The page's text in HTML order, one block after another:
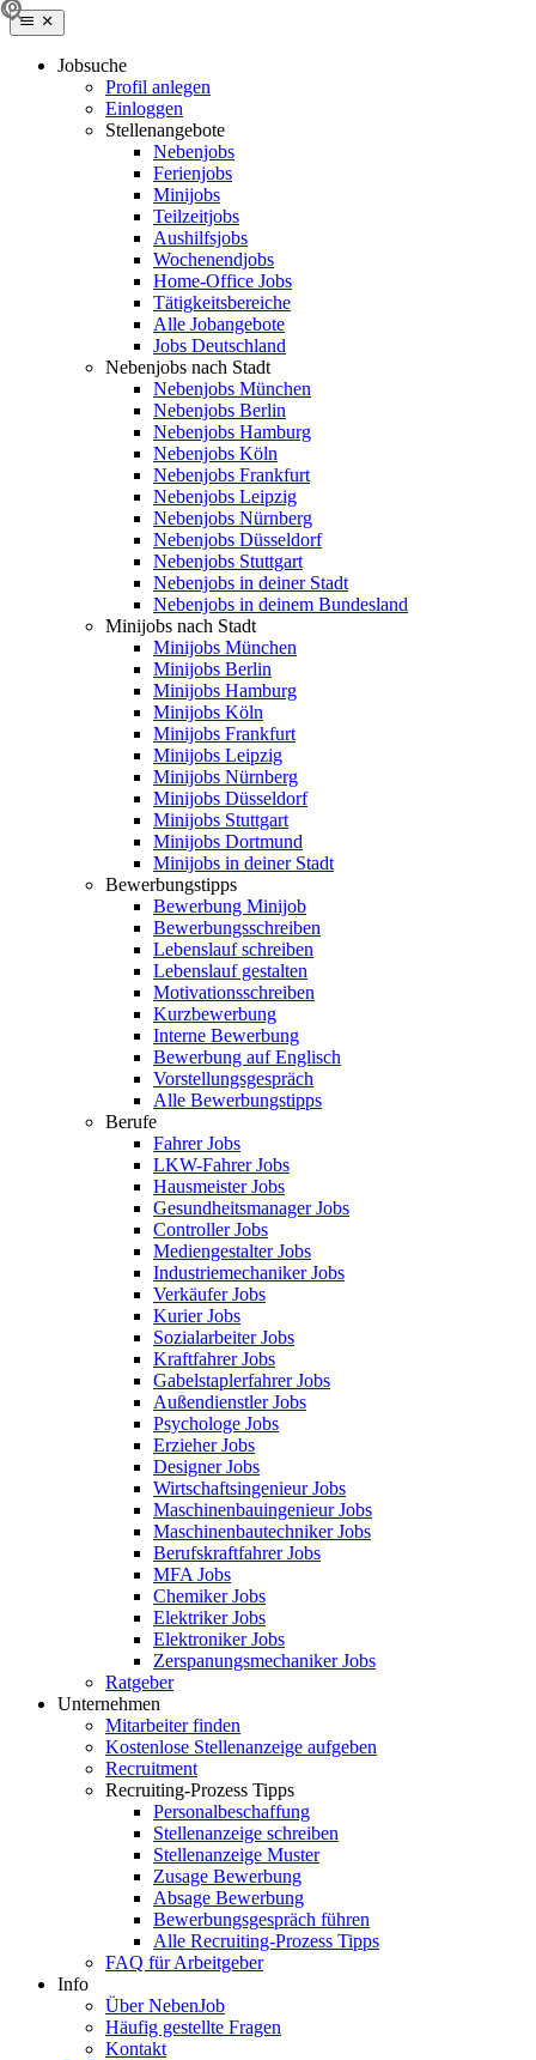
Jobsuche
Profil anlegen
Einloggen
Stellenangebote
Nebenjobs
Ferienjobs
Minijobs
Teilzeitjobs
Aushilfsjobs
Wochenendjobs
Home-Office Jobs
Tätigkeitsbereiche
Alle Jobangebote
Jobs Deutschland
Nebenjobs nach Stadt
Nebenjobs München
Nebenjobs Berlin
Nebenjobs Hamburg
Nebenjobs Köln
Nebenjobs Frankfurt
Nebenjobs Leipzig
Nebenjobs Nürnberg
Nebenjobs Düsseldorf
Nebenjobs Stuttgart
Nebenjobs in deiner Stadt
Nebenjobs in deinem Bundesland
Minijobs nach Stadt
Minijobs München
Minijobs Berlin
Minijobs Hamburg
Minijobs Köln
Minijobs Frankfurt
Minijobs Leipzig
Minijobs Nürnberg
Minijobs Düsseldorf
Minijobs Stuttgart
Minijobs Dortmund
Minijobs in deiner Stadt
Bewerbungstipps
Bewerbung Minijob
Bewerbungsschreiben
Lebenslauf schreiben
Lebenslauf gestalten
Motivationsschreiben
Kurzbewerbung
Interne Bewerbung
Bewerbung auf Englisch
Vorstellungsgespräch
Alle Bewerbungstipps
Berufe
Fahrer Jobs
LKW-Fahrer Jobs
Hausmeister Jobs
Gesundheitsmanager Jobs
Controller Jobs
Mediengestalter Jobs
Industriemechaniker Jobs
Verkäufer Jobs
Kurier Jobs
Sozialarbeiter Jobs
Kraftfahrer Jobs
Gabelstaplerfahrer Jobs
Außendienstler Jobs
Psychologe Jobs
Erzieher Jobs
Designer Jobs
Wirtschaftsingenieur Jobs
Maschinenbauingenieur Jobs
Maschinenbautechniker Jobs
Berufskraftfahrer Jobs
MFA Jobs
Chemiker Jobs
Elektriker Jobs
Elektroniker Jobs
Zerspanungsmechaniker Jobs
Ratgeber
Unternehmen
Mitarbeiter finden
Kostenlose Stellenanzeige aufgeben
Recruitment
Recruiting-Prozess Tipps
Personalbeschaffung
Stellenanzeige schreiben
Stellenanzeige Muster
Zusage Bewerbung
Absage Bewerbung
Bewerbungsgespräch führen
Alle Recruiting-Prozess Tipps
FAQ für Arbeitgeber
Info
Über NebenJob
Häufig gestellte Fragen
Kontakt